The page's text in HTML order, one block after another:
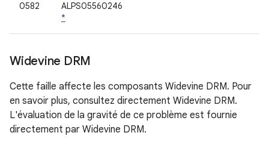
0582
ALPS05560246
*
Widevine DRM
Cette faille affecte les composants Widevine DRM. Pour
en savoir plus, consultez directement Widevine DRM.
L'évaluation de la gravité de ce problème est fournie
directement par Widevine DRM.